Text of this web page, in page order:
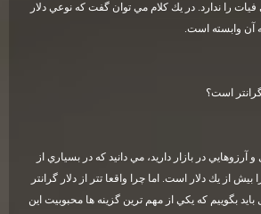
را ندارد. در يك كلام مي توان گفت كه نوعي دلار
آن وابسته است.
گرانتر است؟
و آرزوهايي در بازار داريد، مي دانيد كه در بسياري از
بيش از يك دلار است. اما چرا واقعا تتر از دلار گرانتر
بگوييم كه يكي از مهم ترين گزينه ها محبوبيت اين